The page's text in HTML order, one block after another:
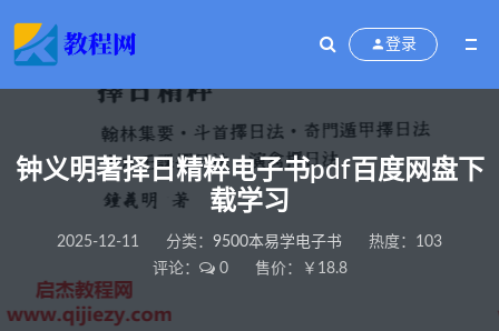
登录
钟义明著择日精粹电子书pdf百度网盘下
载学习
2025-12-11 分类： 9500本易学电子书
热度：103
评论：
0 售价：￥18.8